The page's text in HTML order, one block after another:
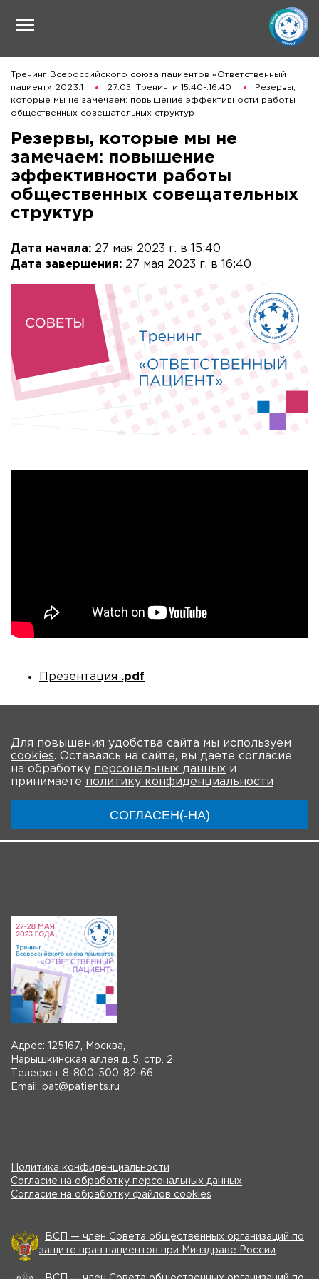
Тренинг Всероссийского союза пациентов «Ответственный
пациент» 2023.1
27.05. Тренинги 15.40-.16.40
Резервы,
которые мы не замечаем: повышение эффективности работы
общественных совещательных структур
Резервы, которые мы не
замечаем: повышение
эффективности работы
общественных совещательных
структур
Дата начала: 27 мая 2023 г. в 15:40
Дата завершения: 27 мая 2023 г. в 16:40
Презентация .pdf
Для повышения удобства сайта мы используем
cookies. Оставаясь на сайте, вы даете согласие
на обработку персональных данных и
принимаете политику конфиденциальности
СОГЛАСЕН(-НА)
О мероприятии Новости Общая информация
Система регистрации Видео-анонсы
Адрес: 125167, Москва,
Нарышкинская аллея д. 5, стр. 2
Телефон: 8-800-500-82-66
Email: pat@patients.ru
Политика конфиденциальности
Согласие на обработку персональных данных
Согласие на обработку файлов cookies
ВСП — член Совета общественных организаций по
защите прав пациентов при Минздраве России